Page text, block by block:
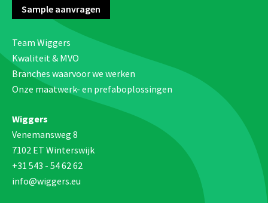
Sample aanvragen
Team Wiggers
Kwaliteit & MVO
Branches waarvoor we werken
Onze maatwerk- en prefaboplossingen
Wiggers
Venemansweg 8
7102 ET Winterswijk
+31 543 - 54 62 62
info@wiggers.eu